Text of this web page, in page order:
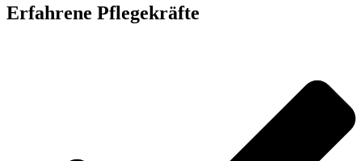
Erfahrene Pflegekräfte